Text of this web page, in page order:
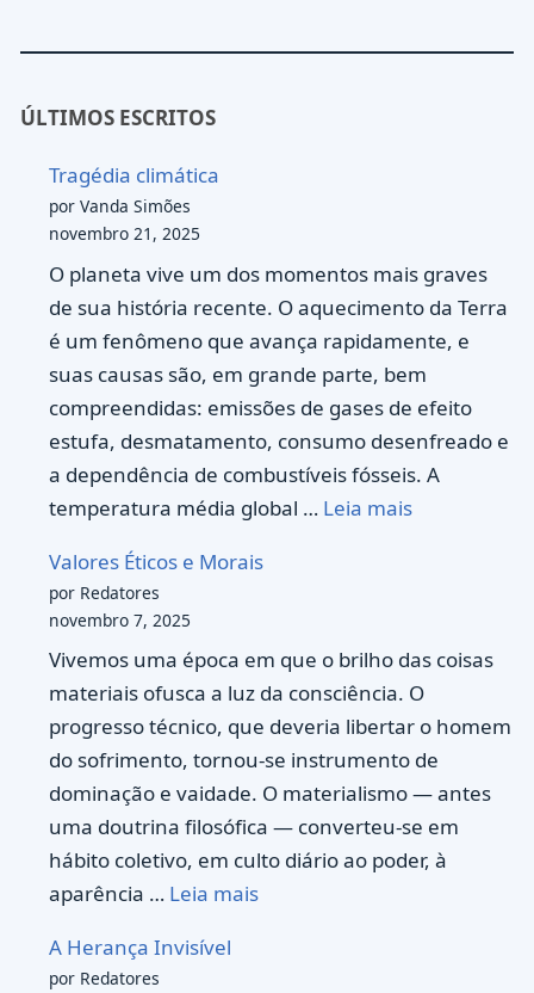
ÚLTIMOS ESCRITOS
Tragédia climática
por Vanda Simões
novembro 21, 2025
O planeta vive um dos momentos mais graves
de sua história recente. O aquecimento da Terra
é um fenômeno que avança rapidamente, e
suas causas são, em grande parte, bem
compreendidas: emissões de gases de efeito
estufa, desmatamento, consumo desenfreado e
a dependência de combustíveis fósseis. A
temperatura média global … Leia mais
Valores Éticos e Morais
por Redatores
novembro 7, 2025
Vivemos uma época em que o brilho das coisas
materiais ofusca a luz da consciência. O
progresso técnico, que deveria libertar o homem
do sofrimento, tornou-se instrumento de
dominação e vaidade. O materialismo — antes
uma doutrina filosófica — converteu-se em
hábito coletivo, em culto diário ao poder, à
aparência … Leia mais
A Herança Invisível
por Redatores